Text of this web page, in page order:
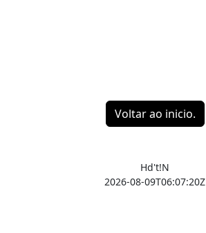
Voltar ao inicio.
Hd't!N
2026-08-09T06:07:20Z